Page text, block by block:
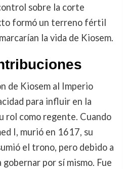
sobre la corte
formó un terreno fértil
la vida de Kiosem.
de Kiosem al Imperio
para influir en la
rol como regente. Cuando
I, murió en 1617, su
el trono, pero debido a
por sí mismo. Fue